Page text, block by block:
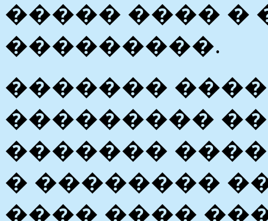
����� ���� �
���������.
�������
���������
�������
� ��������
���� ����